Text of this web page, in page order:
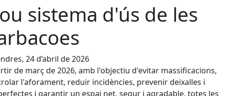
sistema d'ús de les
24 d’abril de 2026
de març de 2026, amb l'objectiu d'evitar massificacions,
l'aforament, reduir incidències, prevenir deixalles i
i garantir un espai net, segur i agradable, totes les